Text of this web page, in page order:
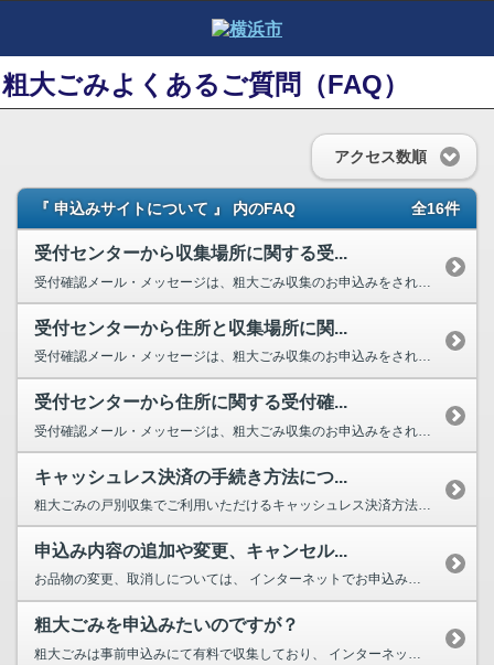
粗大ごみよくあるご質問（FAQ）
アクセス数順
『 申込みサイトについて 』 内のFAQ 全16件
受付センターから収集場所に関する受...
受付確認メール・メッセージは、粗大ごみ収集のお申込みをされたお客様へお客様...
受付センターから住所と収集場所に関...
受付確認メール・メッセージは、粗大ごみ収集のお申込みをされたお客様へお客様...
受付センターから住所に関する受付確...
キャッシュレス決済の手続き方法につ...
粗大ごみの戸別収集でご利用いただけるキャッシュレス決済方法について クレ...
申込み内容の追加や変更、キャンセル...
お品物の変更、取消しについては、 インターネットでお申込みされた場合は、...
粗大ごみを申込みたいのですが？
粗大ごみは事前申込みにて有料で収集しており、 インターネット、チャットま...